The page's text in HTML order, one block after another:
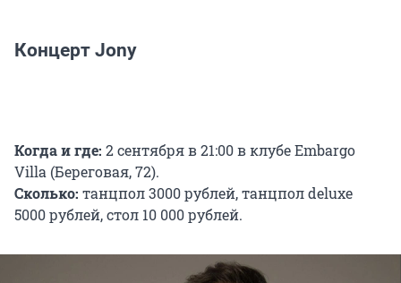
Концерт Jony
Когда и где: 2 сентября в 21:00 в клубе Embargo
Villa (Береговая, 72).
Сколько: танцпол 3000 рублей, танцпол deluxe
5000 рублей, стол 10 000 рублей.